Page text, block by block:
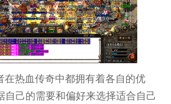
在热血传奇中都拥有着各自的优
自己的需要和偏好来选择适合自己